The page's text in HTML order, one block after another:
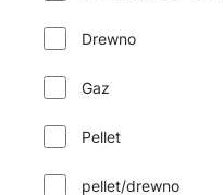
Drewno
Gaz
Pellet
pellet/drewno